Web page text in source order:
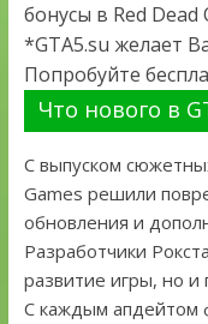
бонусы в Red Dead
*GTA5.su желает
Попробуйте
Что нового в
С выпуском
Games решили
обновления и
Разработчики
развитие игры, но и
С каждым апдейтом